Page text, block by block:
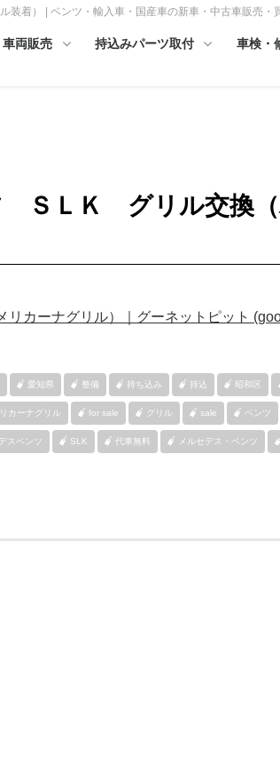
着） | ベンツ・輸入車・国産車の新車・中古車販売・
車両販売 持込みパーツ取付 車検・
ＳＬＫ グリル交換（
カーナグリル）｜グーネットピット
愛知県 整備 持ち込み 持込 昭和区
カーナグリル for sale グリル sale ベンツ
スベンツ SLK 代車無料 メルセデス・ベンツ